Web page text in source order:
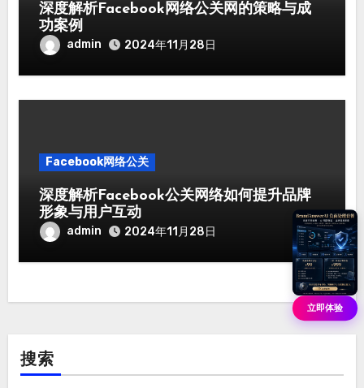
深度解析Facebook网络公关网的策略与成
功案例
admin 2024年11月28日
Facebook网络公关
深度解析Facebook公关网络如何提升品牌
形象与用户互动
admin 2024年11月28日
搜索
立即体验